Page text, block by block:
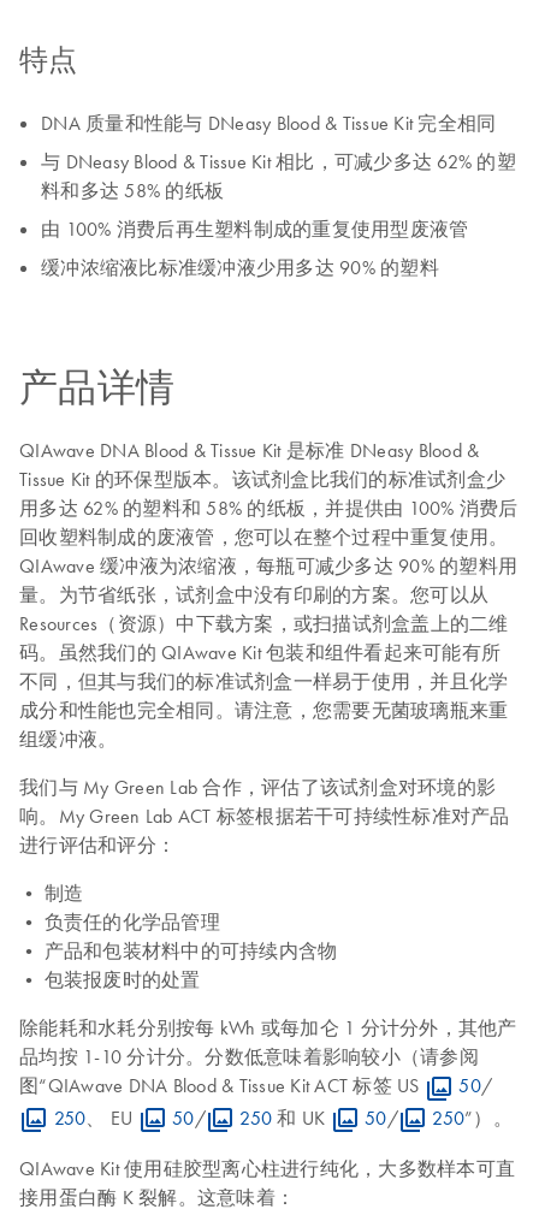
特点
DNA 质量和性能与 DNeasy Blood & Tissue Kit 完全相同
与 DNeasy Blood & Tissue Kit 相比，可减少多达 62% 的塑
料和多达 58% 的纸板
由 100% 消费后再生塑料制成的重复使用型废液管
缓冲浓缩液比标准缓冲液少用多达 90% 的塑料
产品详情
QIAwave DNA Blood & Tissue Kit 是标准 DNeasy Blood &
Tissue Kit 的环保型版本。该试剂盒比我们的标准试剂盒少
用多达 62% 的塑料和 58% 的纸板，并提供由 100% 消费后
回收塑料制成的废液管，您可以在整个过程中重复使用。
QIAwave 缓冲液为浓缩液，每瓶可减少多达 90% 的塑料用
量。为节省纸张，试剂盒中没有印刷的方案。您可以从
Resources（资源）中下载方案，或扫描试剂盒盖上的二维
码。虽然我们的 QIAwave Kit 包装和组件看起来可能有所
不同，但其与我们的标准试剂盒一样易于使用，并且化学
成分和性能也完全相同。请注意，您需要无菌玻璃瓶来重
组缓冲液。
我们与 My Green Lab 合作，评估了该试剂盒对环境的影
响。My Green Lab ACT 标签根据若干可持续性标准对产品
进行评估和评分：
• 制造
• 负责任的化学品管理
• 产品和包装材料中的可持续内含物
• 包装报废时的处置
除能耗和水耗分别按每 kWh 或每加仑 1 分计分外，其他产
品均按 1-10 分计分。分数低意味着影响较小（请参阅
图“QIAwave DNA Blood & Tissue Kit ACT 标签 US
50/
250 、 EU 50/ 250 和 UK 50/ 250”）。
QIAwave Kit 使用硅胶型离心柱进行纯化，大多数样本可直
接用蛋白酶 K 裂解。这意味着：